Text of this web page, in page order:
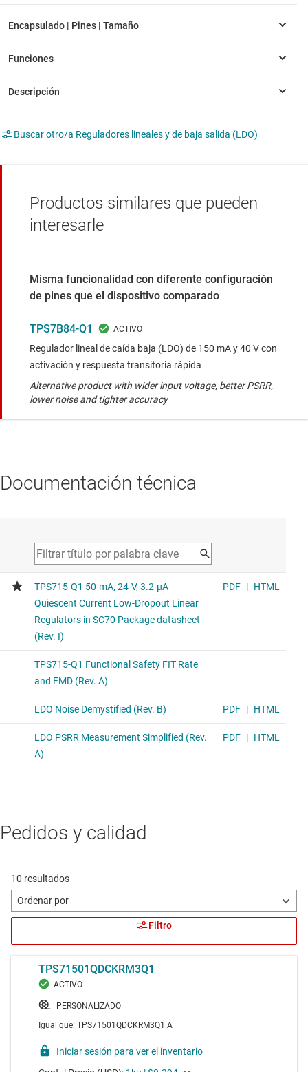
Buscar otro/a Reguladores lineales y de baja salida (LDO)
Productos similares que pueden
interesarle
Misma funcionalidad con diferente configuración
de pines que el dispositivo comparado
TPS7B84-Q1
Regulador lineal de caída baja (LDO) de 150 mA y 40 V con
activación y respuesta transitoria rápida
Alternative product with wider input voltage, better PSRR,
lower noise and tighter accuracy
Documentación técnica
Pedidos y calidad